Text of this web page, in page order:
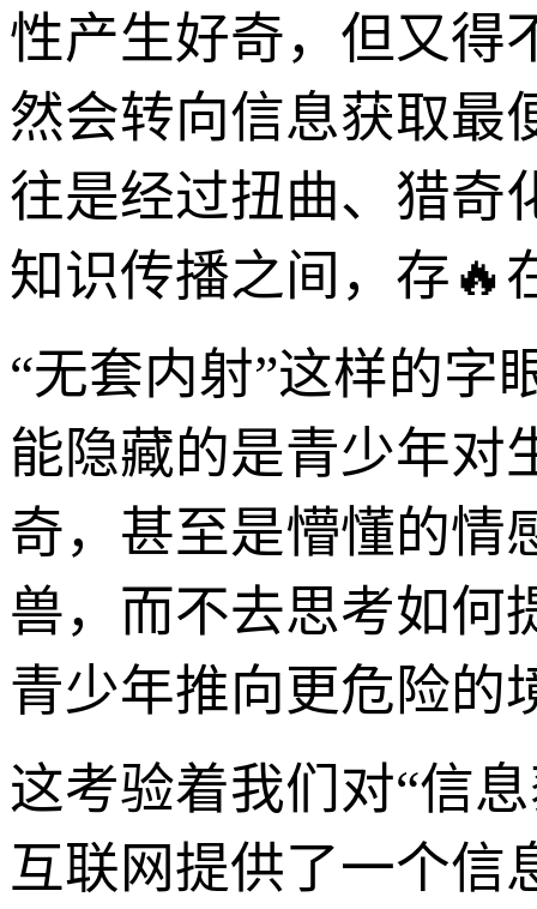
性产生好奇，但又得
然会转向信息获取最
往是经过扭曲、猎奇
知识传播之间，存🔥
“无套内射”这样的字
能隐藏的是青少年对
奇，甚至是懵懂的情
兽，而不去思考如何
青少年推向更危险的
这考验着我们对“信
互联网提供了一个信